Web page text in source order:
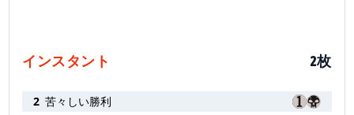
インスタント 2枚
2 苦々しい勝利